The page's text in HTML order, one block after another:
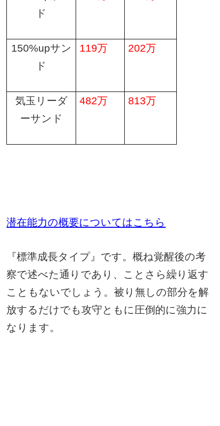
ド
150%upサン
ド
119万 202万
気玉リーダ
ーサンド
482万 813万
潜在能力の概要についてはこちら
『標準成長タイプ』です。概ね覚醒後の考
察で述べた通りであり、ことさら繰り返す
こともないでしょう。被り無しの部分を解
放するだけでも攻守ともに圧倒的に強力に
なります。